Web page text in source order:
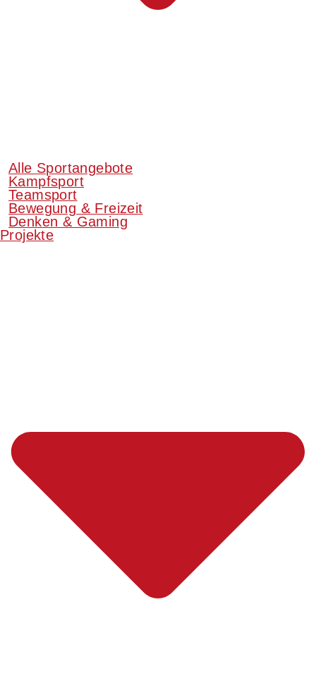
Alle Sportangebote
Kampfsport
Teamsport
Bewegung & Freizeit
Denken & Gaming
Projekte